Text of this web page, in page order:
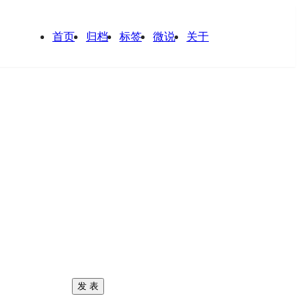
首页 归档 标签 微说 关于
发 表